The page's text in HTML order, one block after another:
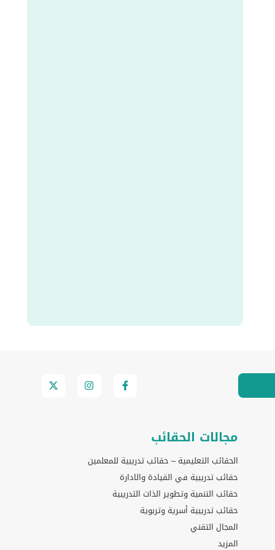
مجالات الحقائب
الحقائب التعليمية – حقائب تدريبية للمعلمين
حقائب تدريبية في القيادة والادارة
حقائب التنمية وتطوير الذات التدريبية
حقائب تدريبية أسرية وتربوية
المجال التقني
المزيد